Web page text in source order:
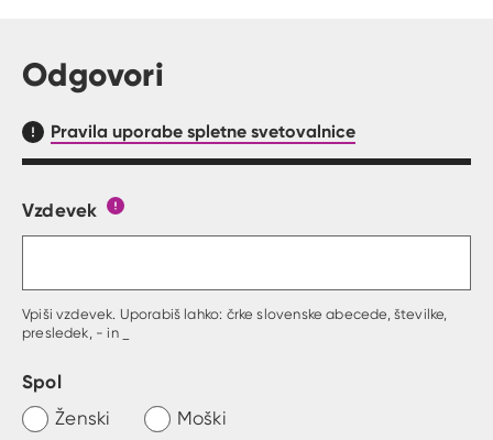
Odgovori
Pravila uporabe spletne svetovalnice
Obrazec, kjer lahko zastaviš vprašanje
Vzdevek
Vpiši vzdevek. Uporabiš lahko: črke slovenske abecede, številke,
presledek, - in _
Spol
Ženski Moški